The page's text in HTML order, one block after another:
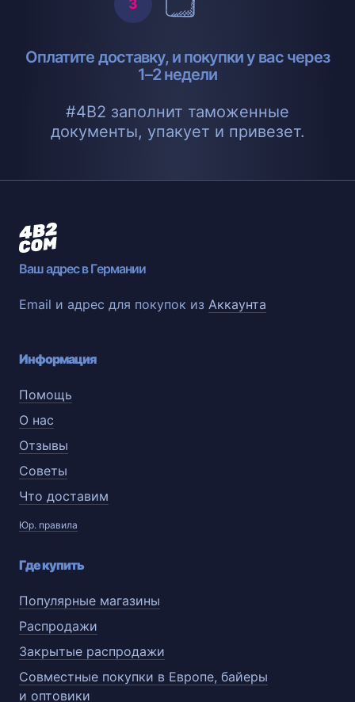
Оплатите доставку, и покупки у вас через
1–2 недели
#4B2 заполнит таможенные
документы, упакует и привезет.
Ваш адрес в Германии
Email и адрес для покупок из Аккаунта
Информация
Помощь
О нас
Отзывы
Советы
Что доставим
Юр. правила
Где купить
Популярные магазины
Распродажи
Закрытые распродажи
Совместные покупки в Европе, байеры
и оптовики